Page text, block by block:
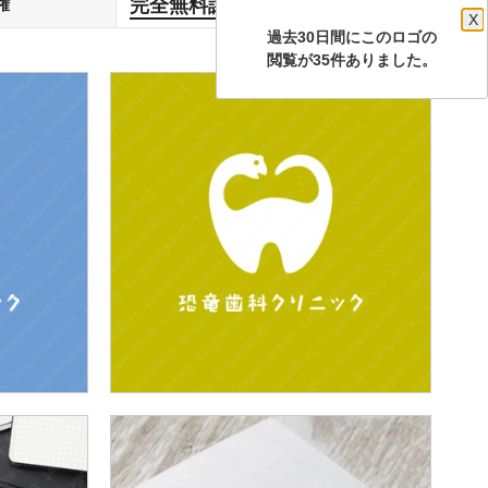
過去30日間にこのロゴの
X
閲覧が35件ありました。